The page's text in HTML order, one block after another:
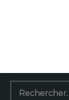
Rechercher :